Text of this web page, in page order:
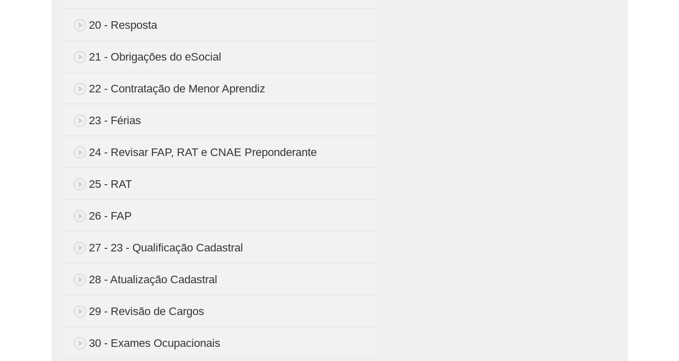
20 - Resposta
21 - Obrigações do eSocial
22 - Contratação de Menor Aprendiz
23 - Férias
24 - Revisar FAP, RAT e CNAE Preponderante
25 - RAT
26 - FAP
27 - 23 - Qualificação Cadastral
28 - Atualização Cadastral
29 - Revisão de Cargos
30 - Exames Ocupacionais